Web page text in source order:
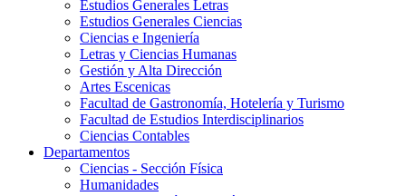
Estudios Generales Letras
Estudios Generales Ciencias
Ciencias e Ingeniería
Letras y Ciencias Humanas
Gestión y Alta Dirección
Artes Escenicas
Facultad de Gastronomía, Hotelería y Turismo
Facultad de Estudios Interdisciplinarios
Ciencias Contables
Departamentos
Ciencias - Sección Física
Humanidades